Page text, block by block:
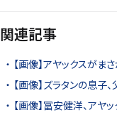
関連記事
【画像】アヤックスが
【画像】ズラタンの息子
【画像】冨安健洋、アヤ